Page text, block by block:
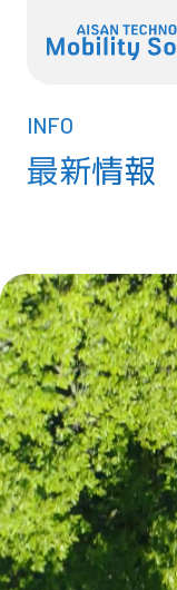
INFO
最新情報